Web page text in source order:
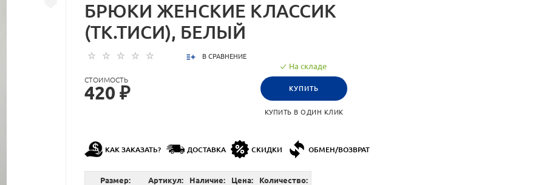
БРЮКИ ЖЕНСКИЕ КЛАССИК
(ТК.ТИСИ), БЕЛЫЙ
В СРАВНЕНИЕ
СТОИМОСТЬ
420 ₽
На складе
КУПИТЬ
КУПИТЬ В ОДИН КЛИК
КАК ЗАКАЗАТЬ? ДОСТАВКА СКИДКИ ОБМЕН/ВОЗВРАТ
Размер: Артикул: Наличие: Цена: Количество: